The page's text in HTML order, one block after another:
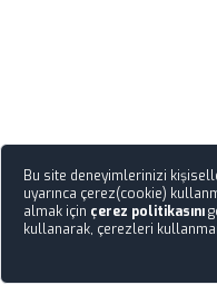
Bu site deneyimlerinizi
uyarınca çerez(cookie)
almak için çerez politikasını
kullanarak, çerezleri